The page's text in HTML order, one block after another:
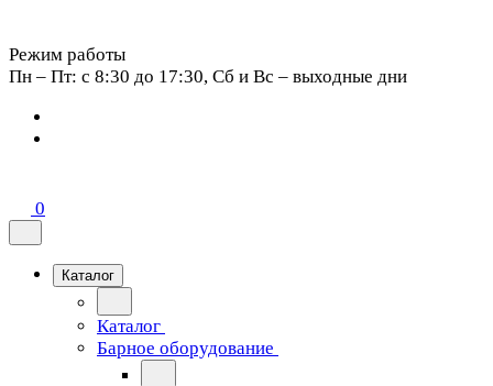
Режим работы
Пн – Пт: c 8:30 до 17:30, Сб и Вс – выходные дни
0
Каталог
Каталог
Барное оборудование